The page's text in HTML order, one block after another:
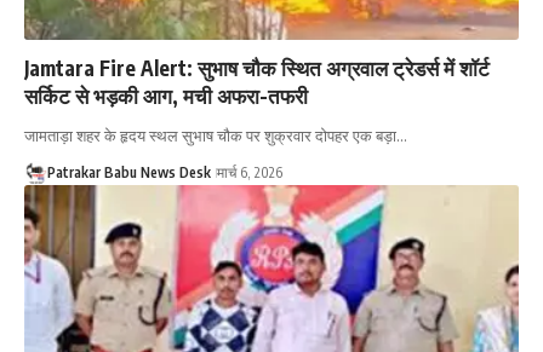
Jamtara Fire Alert: सुभाष चौक स्थित अग्रवाल ट्रेडर्स में शॉर्ट
सर्किट से भड़की आग, मची अफरा-तफरी
जामताड़ा शहर के हृदय स्थल सुभाष चौक पर शुक्रवार दोपहर एक बड़ा…
Patrakar Babu News Desk मार्च 6, 2026